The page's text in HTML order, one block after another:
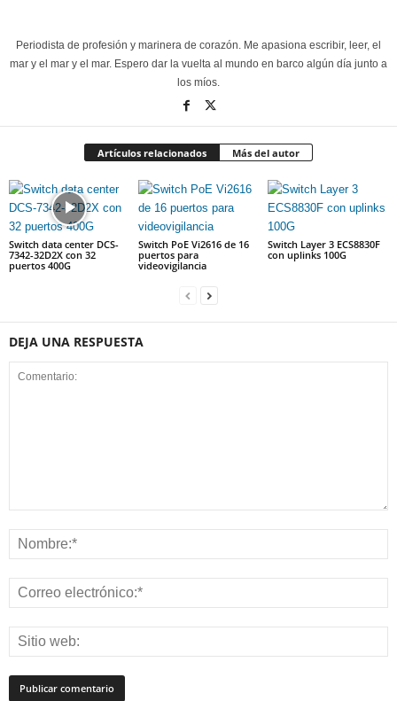
Periodista de profesión y marinera de corazón. Me apasiona escribir, leer, el
mar y el mar y el mar. Espero dar la vuelta al mundo en barco algún día junto a
los míos.
Artículos relacionados Más del autor
Switch data center DCS-
7342-32D2X con 32
puertos 400G
Switch PoE Vi2616 de 16
puertos para
videovigilancia
Switch Layer 3 ECS8830F
con uplinks 100G
DEJA UNA RESPUESTA